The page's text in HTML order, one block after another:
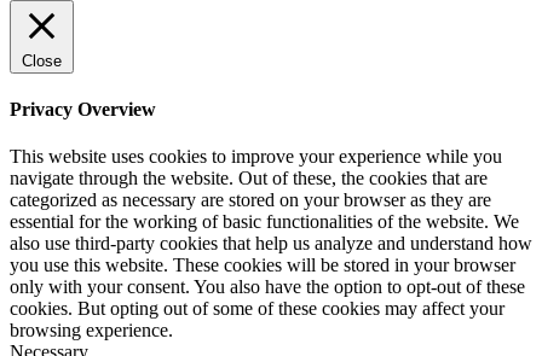
Close
Privacy Overview
This website uses cookies to improve your experience while you
navigate through the website. Out of these, the cookies that are
categorized as necessary are stored on your browser as they are
essential for the working of basic functionalities of the website. We
also use third-party cookies that help us analyze and understand how
you use this website. These cookies will be stored in your browser
only with your consent. You also have the option to opt-out of these
cookies. But opting out of some of these cookies may affect your
browsing experience.